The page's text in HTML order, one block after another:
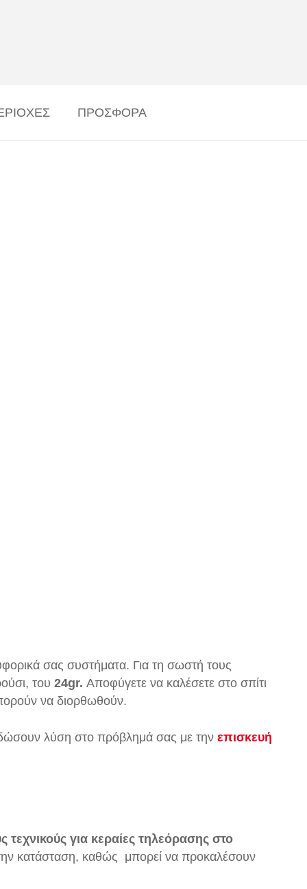
ΠΡΟΣΦΟΡΑ
σας συστήματα. Για τη σωστή τους
του 24gr. Αποφύγετε να καλέσετε στο σπίτι
να διορθωθούν.
λύση στο πρόβλημά σας με την επισκευή
τεχνικούς για κεραίες τηλεόρασης στο
κατάσταση, καθώς μπορεί να προκαλέσουν